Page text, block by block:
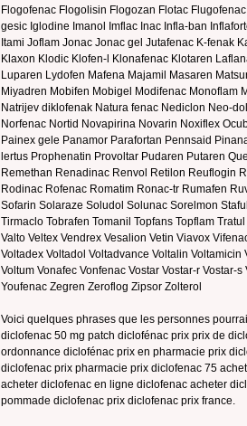
Flogofenac Flogolisin Flogozan Flotac
gesic Iglodine Imanol Imflac Inac Infla-ban
Itami Joflam Jonac Jonac gel Jutafenac K-fenak
Klaxon Klodic Klofen-l Klonafenac Klotaren
Luparen Lydofen Mafena Majamil Masaren
Miyadren Mobifen Mobigel Modifenac Monoflam
Natrijev diklofenak Natura fenac Nediclon Neo-
Norfenac Nortid Novapirina Novarin Noxiflex
Painex gele Panamor Parafortan Pennsaid
lertus Prophenatin Provoltar Pudaren Putaren
Remethan Renadinac Renvol Retilon Reuflogin
Rodinac Rofenac Romatim Ronac-tr Rumafen
Sofarin Solaraze Soludol Solunac Sorelmon
Tirmaclo Tobrafen Tomanil Topfans Topflam
Valto Veltex Vendrex Vesalion Vetin Viavox
Voltadex Voltadol Voltadvance Voltalin
Voltum Vonafec Vonfenac Vostar Vostar-r
Youfenac Zegren Zeroflog Zipsor Zolterol
Voici quelques phrases que les personnes
diclofenac 50 mg patch diclofénac prix prix de
ordonnance diclofénac prix en pharmacie prix
diclofenac prix pharmacie prix diclofenac 75
acheter diclofenac en ligne diclofenac acheter
pommade diclofenac prix diclofenac prix france.